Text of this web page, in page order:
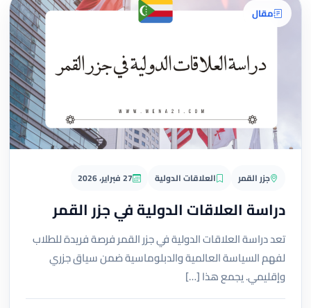
مقال
جزر القمر العلاقات الدولية 27 فبراير، 2026
دراسة العلاقات الدولية في جزر القمر
تعد دراسة العلاقات الدولية في جزر القمر فرصة فريدة للطلاب
لفهم السياسة العالمية والدبلوماسية ضمن سياق جزري
وإقليمي. يجمع هذا […]